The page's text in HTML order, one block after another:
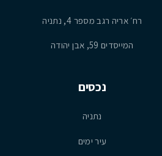
רח׳ אריה רגב מספר 4, נתניה
המייסדים 59, אבן יהודה
נכסים
נתניה
עיר ימים